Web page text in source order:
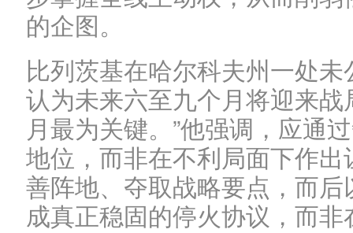
的企图。
比列茨基在哈尔科夫州一处
认为未来六至九个月将迎来
月最为关键。”他强调，应通
地位，而非在不利局面下作
善阵地、夺取战略要点，而
成真正稳固的停火协议，而